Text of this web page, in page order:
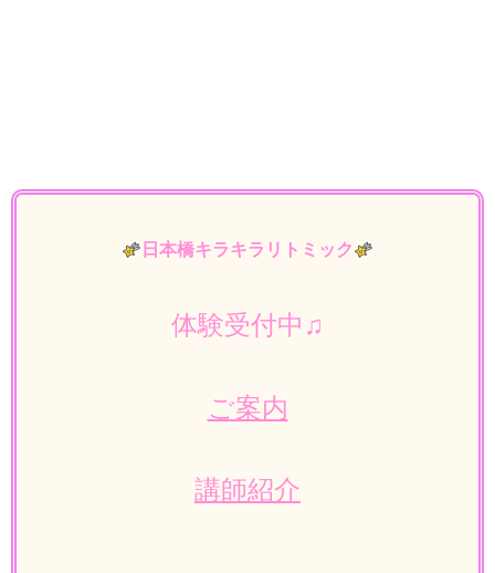
日本橋キラキラリトミック
体験受付中 ♫
ご案内
講師紹介